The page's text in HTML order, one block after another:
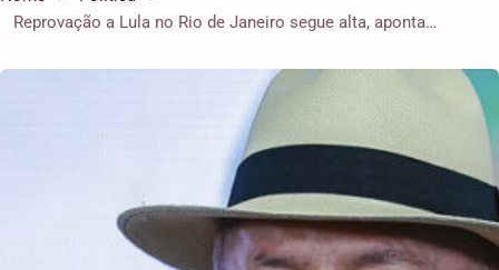
Reprovação a Lula no Rio de Janeiro segue alta, aponta Paraná Pesquisas